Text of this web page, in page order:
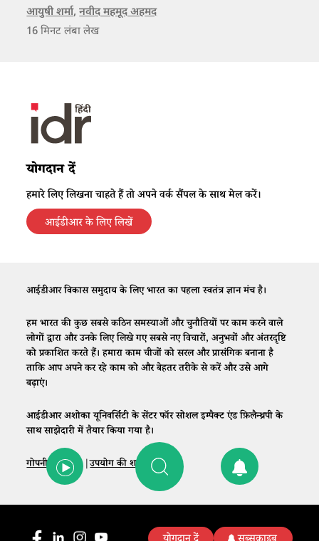
और अंग्रेजों के जमाने के मूल्यों को ढोते दिखते हैं।
आयुषी शर्मा,नवीद महमूद अहमद
16 मिनट लंबा लेख
योगदान दें
हमारे लिए लिखना चाहते हैं तो अपने वर्क सैंपल के साथ मेल करें।
आईडीआर के लिए लिखें
आईडीआर विकास समुदाय के लिए भारत का पहला स्वतंत्र ज्ञान मंच है।
हम भारत की कुछ सबसे कठिन समस्याओं और चुनौतियों पर काम करने वाले
लोगों द्वारा और उनके लिए लिखे गए सबसे नए विचारों, अनुभवों और अंतरदृष्टि
को प्रकाशित करते हैं। हमारा काम चीजों को सरल और प्रासंगिक बनाना है
ताकि आप अपने कर रहे काम को और बेहतर तरीके से करें और उसे आगे
बढ़ाएं।
आईडीआर अशोका यूनिवर्सिटी के सेंटर फॉर सोशल इम्पैक्ट एंड फ़िलैन्थ्रपी के
साथ साझेदारी में तैयार किया गया है।
गोपनीयता नीति |उपयोग की शर्तें |संपर्क